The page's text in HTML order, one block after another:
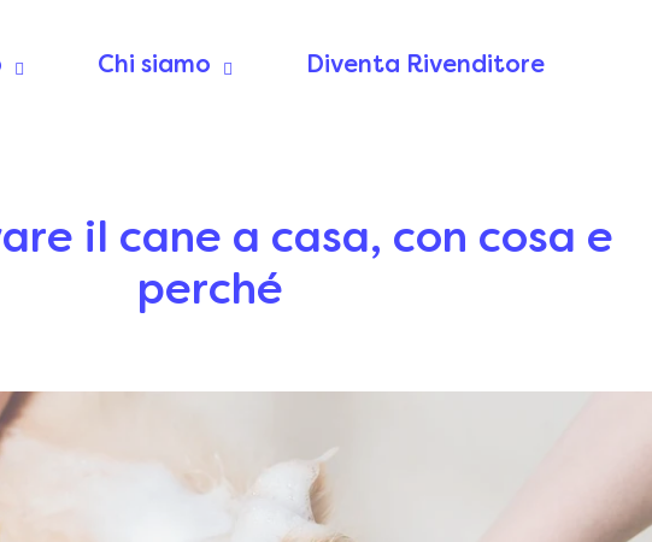
Chi siamo Diventa Rivenditore
il cane a casa, con cosa e
perché